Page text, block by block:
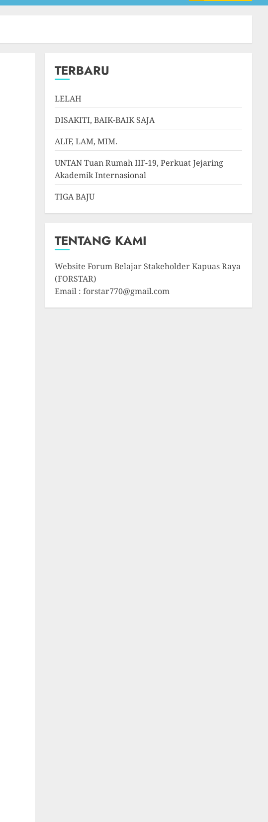
TERBARU
LELAH
DISAKITI, BAIK-BAIK SAJA
ALIF, LAM, MIM.
UNTAN Tuan Rumah IIF-19, Perkuat Jejaring
Akademik Internasional
TIGA BAJU
TENTANG KAMI
Website Forum Belajar Stakeholder Kapuas Raya
(FORSTAR)
Email : forstar770@gmail.com